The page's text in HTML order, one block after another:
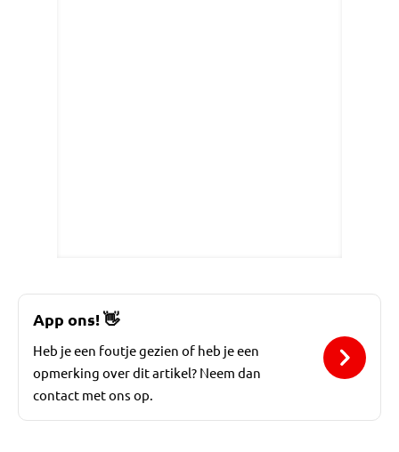
App ons!👋
Heb je een foutje gezien of heb je een
opmerking over dit artikel? Neem dan
contact met ons op.